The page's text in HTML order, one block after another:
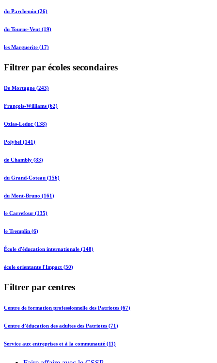
du Parchemin (26)
du Tourne-Vent (19)
les Marguerite (17)
Filtrer par écoles secondaires
De Mortagne (243)
François-Williams (62)
Ozias-Leduc (138)
Polybel (141)
de Chambly (83)
du Grand-Coteau (156)
du Mont-Bruno (161)
le Carrefour (135)
le Tremplin (6)
École d'éducation internationale (148)
école orientante l'Impact (50)
Filtrer par centres
Centre de formation professionnelle des Patriotes (67)
Centre d’éducation des adultes des Patriotes (71)
Service aux entreprises et à la communauté (11)